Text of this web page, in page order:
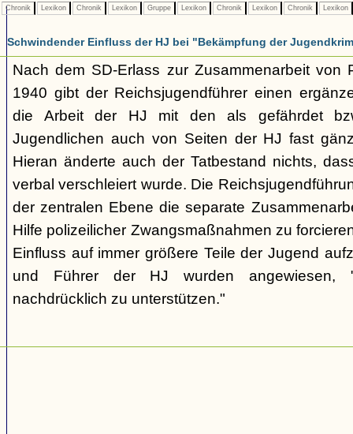
Chronik Lexikon Chronik Lexikon Gruppe Lexikon Chronik Lexikon Chronik Lexikon
Schwindender Einfluss der HJ bei "Bekämpfung der
Nach dem SD-Erlass zur Zusammenarbeit von
1940 gibt der Reichsjugendführer einen
die Arbeit der HJ mit den als gefährdet
Jugendlichen auch von Seiten der HJ fast
Hieran änderte auch der Tatbestand nichts,
verbal verschleiert wurde. Die
der zentralen Ebene die separate
Hilfe polizeilicher Zwangsmaßnahmen zu
Einfluss auf immer größere Teile der Jugend
und Führer der HJ wurden angewiesen,
nachdrücklich zu unterstützen."